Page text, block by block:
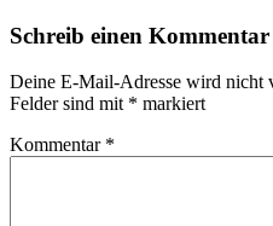
Schreib einen Kommentar
Deine E-Mail-Adresse wird nicht
Felder sind mit * markiert
Kommentar *